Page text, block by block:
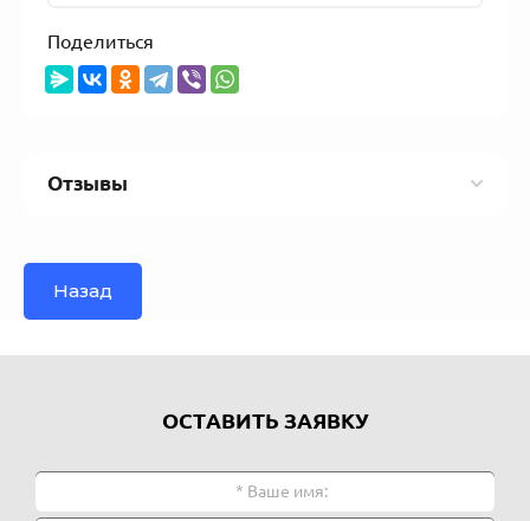
Поделиться
Отзывы
Назад
ОСТАВИТЬ ЗАЯВКУ